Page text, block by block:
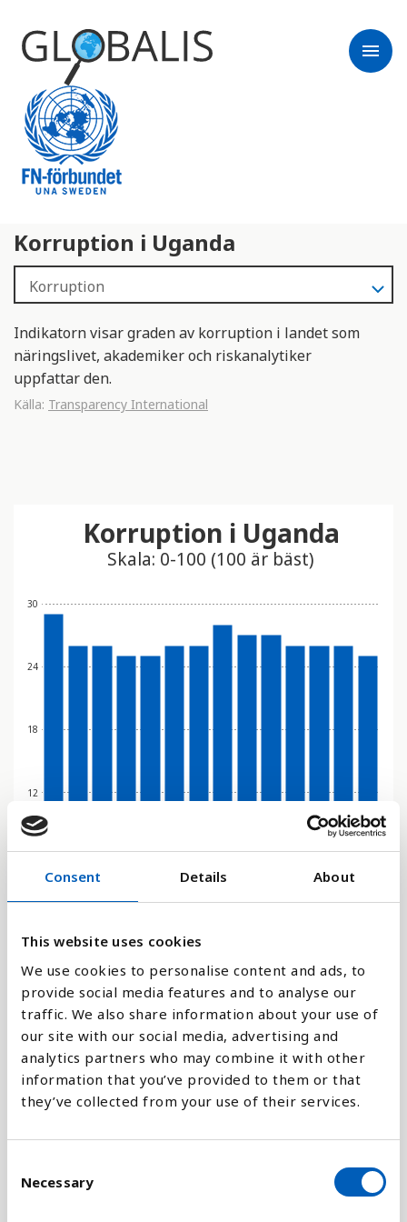
Consent Details About
This website uses cookies
We use cookies to personalise content and ads, to
provide social media features and to analyse our
traffic. We also share information about your use of
our site with our social media, advertising and
analytics partners who may combine it with other
information that you’ve provided to them or that
they’ve collected from your use of their services.
Necessary
menu
Korruption i Uganda
Indikatorn visar graden av korruption i landet som
näringslivet, akademiker och riskanalytiker
uppfattar den.
Källa: Transparency International
6
12
18
24
30
2012 2013 2014 2015 2016 2017 2018
Korruption i Uganda
Skala: 0-100 (100 är bäst)
Stapeldiagram
Linje
Platt
Jämför med: